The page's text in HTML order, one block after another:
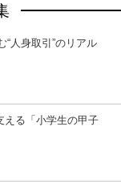
“人身取引”のリアル
える「小学生の甲子